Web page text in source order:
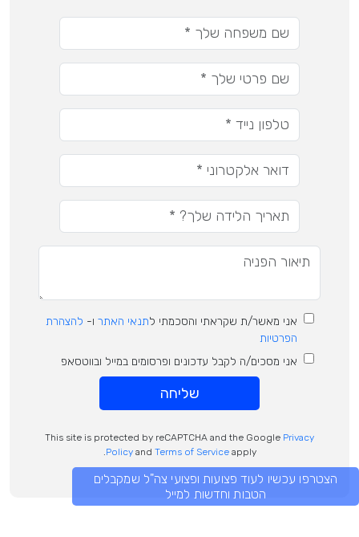
אני מאשר/ת שקראתי והסכמתי לתנאי האתר ו- להצהרת
הפרטיות
אני מסכים/ה לקבל עדכונים ופרסומים במייל ובווטסאפ
שליחה
This site is protected by reCAPTCHA and the Google Privacy
Policyand Terms of Serviceapply.
הצטרפו עכשיו לעוד פצועות ופצועי צה"ל שמקבלים
הטבות וחדשות למייל